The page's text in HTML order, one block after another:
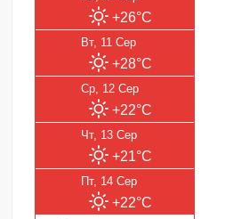
+26°C
Вт, 11 Сер
+28°C
Ср, 12 Сер
+22°C
Чт, 13 Сер
+21°C
Пт, 14 Сер
+22°C